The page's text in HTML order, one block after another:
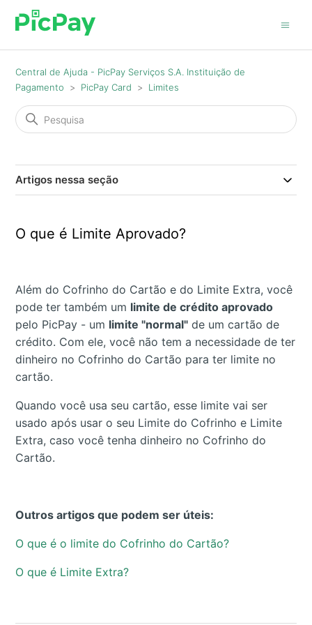
Central de Ajuda - PicPay Serviços S.A. Instituição de
Pagamento
PicPay Card Limites
Artigos nessa seção
O que é Limite Aprovado?
Além do Cofrinho do Cartão e do Limite Extra, você
pode ter também um limite de crédito aprovado
pelo PicPay - um limite "normal" de um cartão de
crédito. Com ele, você não tem a necessidade de ter
dinheiro no Cofrinho do Cartão para ter limite no
cartão.
Quando você usa seu cartão, esse limite vai ser
usado após usar o seu Limite do Cofrinho e Limite
Extra, caso você tenha dinheiro no Cofrinho do
Cartão.
Outros artigos que podem ser úteis:
O que é o limite do Cofrinho do Cartão?
O que é Limite Extra?